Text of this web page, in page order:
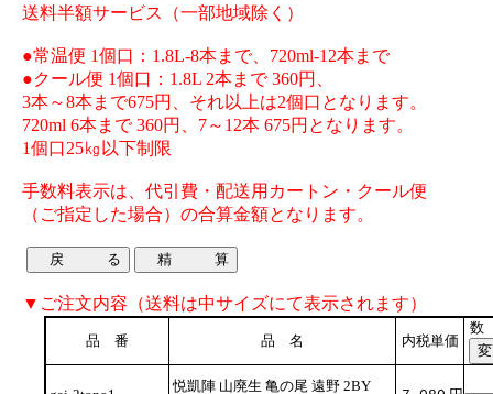
送料半額サービス（一部地域除く）
●常温便 1個口：1.8L-8本まで、720ml-12本まで
●クール便 1個口：1.8L 2本まで 360円、
3本～8本まで675円、それ以上は2個口となります。
720ml 6本まで 360円、7～12本 675円となります。
1個口25㎏以下制限
手数料表示は、代引費・配送用カートン・クール便
（ご指定した場合）の合算金額となります。
▼ご注文内容（送料は中サイズにて表示されます）
品 番 品 名 内税単価
数
悦凱陣 山廃生 亀の尾 遠野 2BY